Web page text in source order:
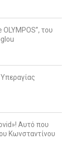
του
Αυτό που
Κωνσταντίνου